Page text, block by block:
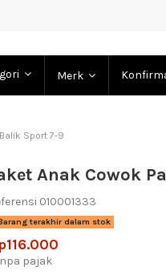
Merk
Sport 7-9
Anak Cowok
010001333
terakhir dalam stok
pajak